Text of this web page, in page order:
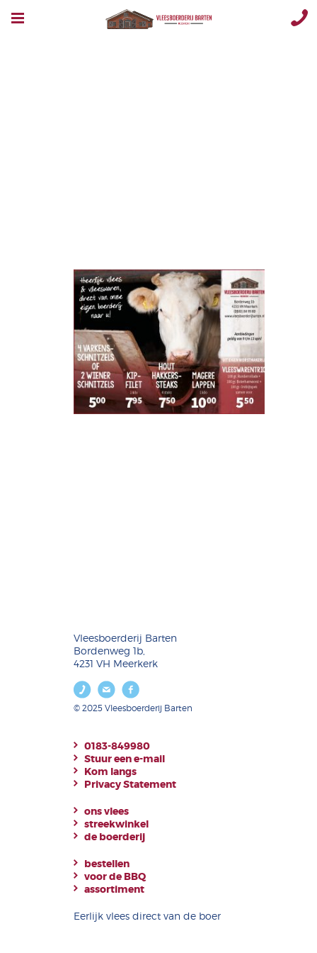
Vleesboerderij Barten
Bordenweg 1b,
4231 VH Meerkerk
© 2025 Vleesboerderij Barten
0183-849980
Stuur een e-mail
Kom langs
Privacy Statement
ons vlees
streekwinkel
de boerderij
bestellen
voor de BBQ
assortiment
Eerlijk vlees direct van de boer